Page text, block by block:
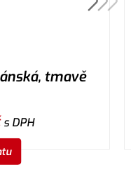
tmavě
s DPH